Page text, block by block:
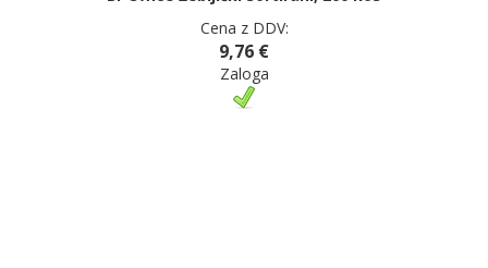
Cena z DDV:
9,76 €
Zaloga